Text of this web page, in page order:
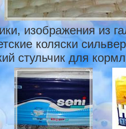
изображения из
коляски
стульчик для